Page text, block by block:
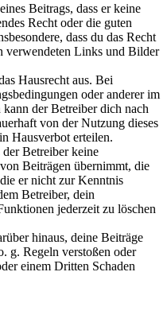
Beitrags, dass er keine
Recht oder die guten
dass du das Recht
verwendeten Links und Bilder
Hausrecht aus. Bei
oder anderer im
der Betreiber dich nach
von der Nutzung dieses
Hausverbot erteilen.
Betreiber keine
Beiträgen übernimmt, die
er nicht zur Kenntnis
Betreiber, dein
jederzeit zu löschen
hinaus, deine Beiträge
g. Regeln verstoßen oder
einem Dritten Schaden